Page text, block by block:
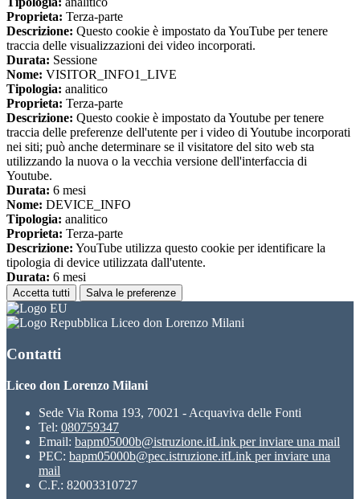
Proprieta: Terza-parte
Descrizione: Questo cookie è impostato da YouTube per tenere
traccia delle visualizzazioni dei video incorporati.
Durata: Sessione
Nome: VISITOR_INFO1_LIVE
Tipologia: analitico
Proprieta: Terza-parte
Descrizione: Questo cookie è impostato da Youtube per tenere
traccia delle preferenze dell'utente per i video di Youtube incorporati
nei siti; può anche determinare se il visitatore del sito web sta
utilizzando la nuova o la vecchia versione dell'interfaccia di
Youtube.
Durata: 6 mesi
Nome: DEVICE_INFO
Tipologia: analitico
Proprieta: Terza-parte
Descrizione: YouTube utilizza questo cookie per identificare la
tipologia di device utilizzata dall'utente.
Durata: 6 mesi
Accetta tutti Salva le preferenze
Liceo don Lorenzo Milani
Contatti
Liceo don Lorenzo Milani
Sede Via Roma 193, 70021 - Acquaviva delle Fonti
Tel: 080759347
Email: bapm05000b@istruzione.itLink per inviare una mail
PEC: bapm05000b@pec.istruzione.itLink per inviare una
mail
C.F.: 82003310727